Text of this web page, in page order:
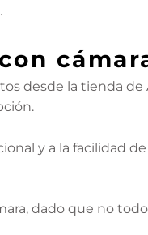
desde la tienda de
y a la facilidad
dado que no